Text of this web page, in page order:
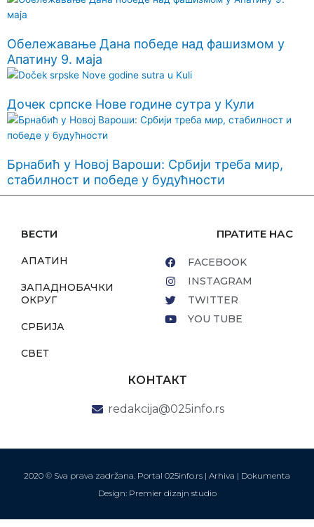
Обележавање Дана победе над фашизмом у
Апатину 9. маја
Дочек српске Нове године сутра у Кули
Брнабић у Новој Вароши: Србији треба мир,
стабилност и победе у будућности
ВЕСТИ
АПАТИН
ЗАПАДНОБАЧКИ
ОКРУГ
СРБИЈА
СВЕТ
ПРАТИТЕ НАС
FACEBOOK
INSTAGRAM
TWITTER
YOU TUBE
КОНТАКТ
redakcija@025info.rs
2020 © Sva prava zadržana. Portal 025info.rs | Arhiva | Dokumenta
Design: Premier dizajn studio